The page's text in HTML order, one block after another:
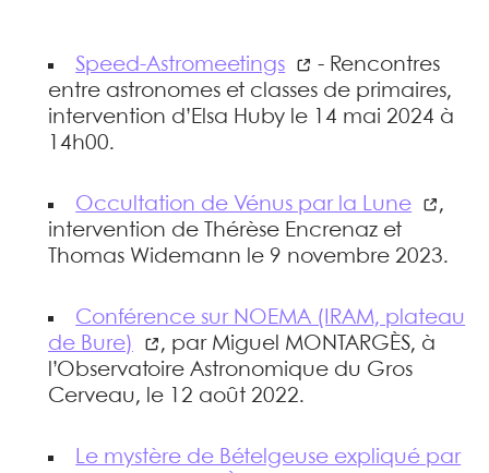
Speed-Astromeetings
- Rencontres
entre astronomes et classes de primaires,
intervention d’Elsa Huby le 14 mai 2024 à
14h00.
Occultation de Vénus par la Lune
,
intervention de Thérèse Encrenaz et
Thomas Widemann le 9 novembre 2023.
Conférence sur NOEMA (IRAM, plateau
de Bure)
, par Miguel MONTARGÈS, à
l’Observatoire Astronomique du Gros
Cerveau, le 12 août 2022.
Le mystère de Bételgeuse expliqué par